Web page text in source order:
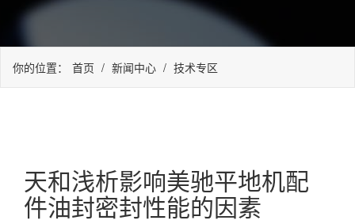
你的位置： 首页 / 新闻中心 / 技术专区
天和浅析影响美驰平地机配
件油封密封性能的因素